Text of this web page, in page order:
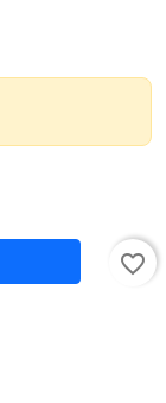
favorite_border